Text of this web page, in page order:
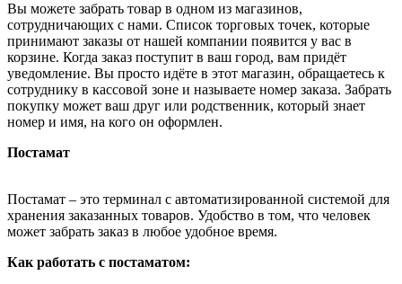
Вы можете забрать товар в одном из магазинов,
сотрудничающих с нами. Список торговых точек, которые
принимают заказы от нашей компании появится у вас в
корзине. Когда заказ поступит в ваш город, вам придёт
уведомление. Вы просто идёте в этот магазин, обращаетесь к
сотруднику в кассовой зоне и называете номер заказа. Забрать
покупку может ваш друг или родственник, который знает
номер и имя, на кого он оформлен.
Постамат
Постамат – это терминал с автоматизированной системой для
хранения заказанных товаров. Удобство в том, что человек
может забрать заказ в любое удобное время.
Как работать с постаматом: